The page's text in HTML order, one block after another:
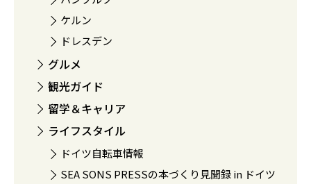
ケルン
ドレスデン
グルメ
観光ガイド
留学＆キャリア
ライフスタイル
ドイツ自転車情報
SEA SONS PRESSの本づくり見聞録 in ドイツ